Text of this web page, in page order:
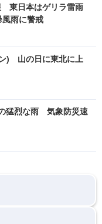
東日本はゲリラ雷雨
雨に警戒
) 山の日に東北に上
猛烈な雨 気象防災速